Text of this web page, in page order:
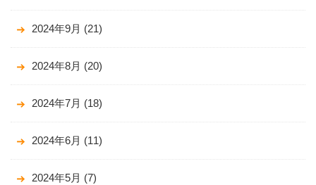
2024年9月 (21)
2024年8月 (20)
2024年7月 (18)
2024年6月 (11)
2024年5月 (7)